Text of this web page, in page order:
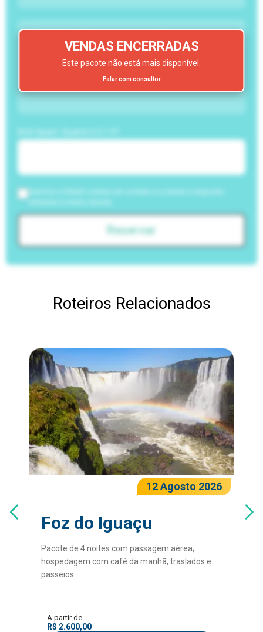
VENDAS ENCERRADAS
Este pacote não está mais disponível.
Falar com consultor
Autorizo a NewIt a entrar em contato e a enviar a resposta
Reservar
Roteiros Relacionados
12 Agosto 2026
Foz do Iguaçu
Pacote de 4 noites com passagem aérea,
hospedagem com café da manhã, traslados e
passeios.
A partir de
R$ 2.600,00